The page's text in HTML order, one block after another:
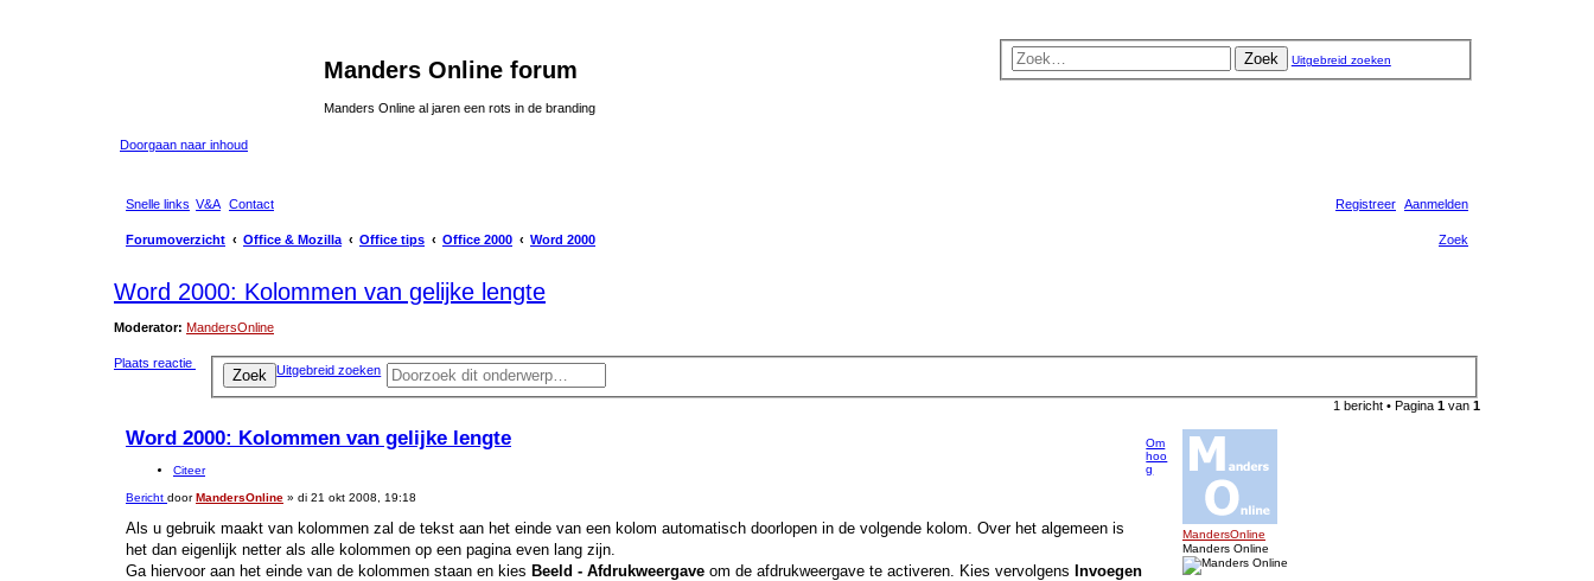
Manders Online forum
Manders Online al jaren een rots in de branding
Doorgaan naar inhoud
Zoek Uitgebreid zoeken
Snelle links V&A Contact Aanmelden
Registreer
Forumoverzicht Office & Mozilla Office tips Office 2000 Word 2000 Zoek
Word 2000: Kolommen van gelijke lengte
Moderator: MandersOnline
Plaats reactie
Zoek Uitgebreid zoeken
1 bericht • Pagina 1 van 1
MandersOnline
Manders Online
Word 2000: Kolommen van gelijke lengte
Citeer
Bericht doorMandersOnline » di 21 okt 2008, 19:18
Als u gebruik maakt van kolommen zal de tekst aan het einde van een kolom automatisch doorlopen in de volgende kolom. Over het algemeen is
het dan eigenlijk netter als alle kolommen op een pagina even lang zijn.
Ga hiervoor aan het einde van de kolommen staan en kies Beeld - Afdrukweergave om de afdrukweergave te activeren. Kies vervolgens Invoegen
Om
hoo
g